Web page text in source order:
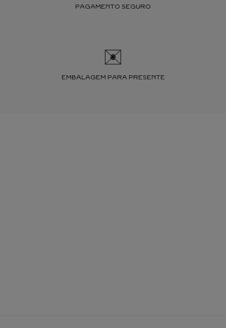
PAGAMENTO SEGURO
EMBALAGEM PARA PRESENTE